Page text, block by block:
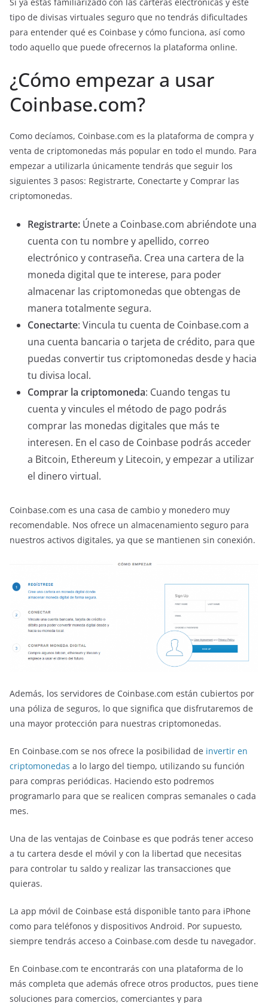
tipo de divisas virtuales seguro que no tendrás dificultades
para entender qué es Coinbase y cómo funciona, así como
todo aquello que puede ofrecernos la plataforma online.
¿Cómo empezar a usar
Coinbase.com?
Como decíamos, Coinbase.com es la plataforma de compra y
venta de criptomonedas más popular en todo el mundo. Para
empezar a utilizarla únicamente tendrás que seguir los
siguientes 3 pasos: Registrarte, Conectarte y Comprar las
criptomonedas.
Registrarte: Únete a Coinbase.com abriéndote una
cuenta con tu nombre y apellido, correo
electrónico y contraseña. Crea una cartera de la
moneda digital que te interese, para poder
almacenar las criptomonedas que obtengas de
manera totalmente segura.
Conectarte: Vincula tu cuenta de Coinbase.com a
una cuenta bancaria o tarjeta de crédito, para que
puedas convertir tus criptomonedas desde y hacia
tu divisa local.
Comprar la criptomoneda: Cuando tengas tu
cuenta y vincules el método de pago podrás
comprar las monedas digitales que más te
interesen. En el caso de Coinbase podrás acceder
a Bitcoin, Ethereum y Litecoin, y empezar a utilizar
el dinero virtual.
Coinbase.com es una casa de cambio y monedero muy
recomendable. Nos ofrece un almacenamiento seguro para
nuestros activos digitales, ya que se mantienen sin conexión.
Además, los servidores de Coinbase.com están cubiertos por
una póliza de seguros, lo que significa que disfrutaremos de
una mayor protección para nuestras criptomonedas.
En Coinbase.com se nos ofrece la posibilidad de invertir en
criptomonedas a lo largo del tiempo, utilizando su función
para compras periódicas. Haciendo esto podremos
programarlo para que se realicen compras semanales o cada
mes.
Una de las ventajas de Coinbase es que podrás tener acceso
a tu cartera desde el móvil y con la libertad que necesitas
para controlar tu saldo y realizar las transacciones que
quieras.
La app móvil de Coinbase está disponible tanto para iPhone
como para teléfonos y dispositivos Android. Por supuesto,
siempre tendrás acceso a Coinbase.com desde tu navegador.
En Coinbase.com te encontrarás con una plataforma de lo
más completa que además ofrece otros productos, pues tiene
soluciones para comercios, comerciantes y para